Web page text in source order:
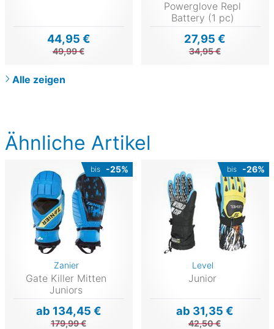
Ähnliche Artikel
bis -25%
Zanier
Gate Killer Mitten
Juniors
ab 134,45 €
179,99 €
bis -26%
Level
Junior
ab 31,35 €
42,50 €
44,95 €
49,99 €
Powerglove Repl
Battery (1 pc)
27,95 €
34,95 €
Alle zeigen